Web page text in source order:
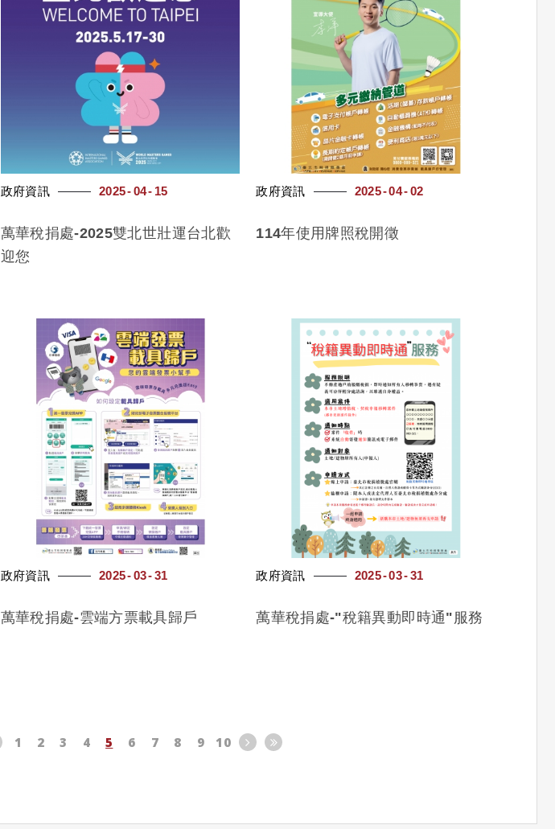
政府資訊 15
04
2025
萬華稅捐處-2025雙北世壯運台北歡
迎您
政府資訊 02
04
2025
114年使用牌照稅開徵
政府資訊 31
03
2025
萬華稅捐處-雲端方票載具歸戶
政府資訊 31
03
2025
萬華稅捐處-"稅籍異動即時通"服務
1 2 3 4 5 6 7 8 9 10